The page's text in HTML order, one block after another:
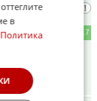
17
КОЛИБАТА.
в
Политика